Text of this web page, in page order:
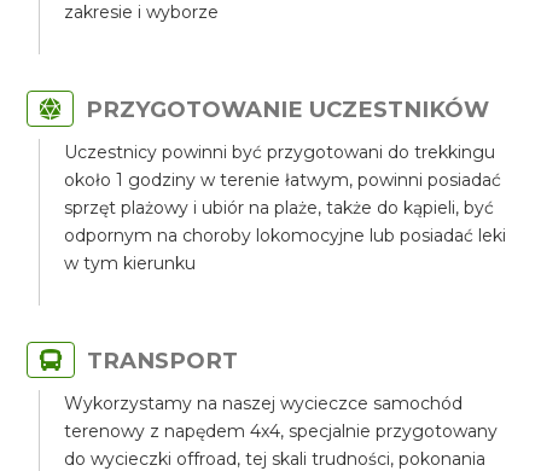
zakresie i wyborze
PRZYGOTOWANIE UCZESTNIKÓW
Uczestnicy powinni być przygotowani do trekkingu
około 1 godziny w terenie łatwym, powinni posiadać
sprzęt plażowy i ubiór na plaże, także do kąpieli, być
odpornym na choroby lokomocyjne lub posiadać leki
w tym kierunku
TRANSPORT
Wykorzystamy na naszej wycieczce samochód
terenowy z napędem 4x4, specjalnie przygotowany
do wycieczki offroad, tej skali trudności, pokonania